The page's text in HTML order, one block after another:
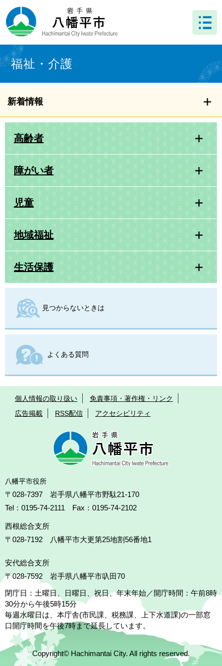
ー
ジ
先
頭
で
ニ
ュ
を
飛
ば
へ
文 福祉・介護
新着情報
高齢者
障がい者
児童
地域福祉
生活保護
見つからないときは
よくある質問
個人情報の取り扱い
免責事項・著作権・リンク
広告掲載
RSS配信 アクセシビリティ
八幡平市役所
〒028-7397 岩手県八幡平市野駄21-170
Tel：0195-74-2111 Fax：0195-74-2102
西根総合支所
〒028-7192
八幡平市大更第25地割56番地1
安代総合支所
〒028-7592
岩手県八幡平市叺田70
閉庁日：土曜日、日曜日、祝日、年末年始／開庁時間：午前8時
30分から午後5時15分
毎週水曜日は、本庁舎(市民課、税務課、上下水道課)の一部窓
口開庁時間を午後7時まで延長しています。
Copyright© Hachimantai City. All rights reserved.